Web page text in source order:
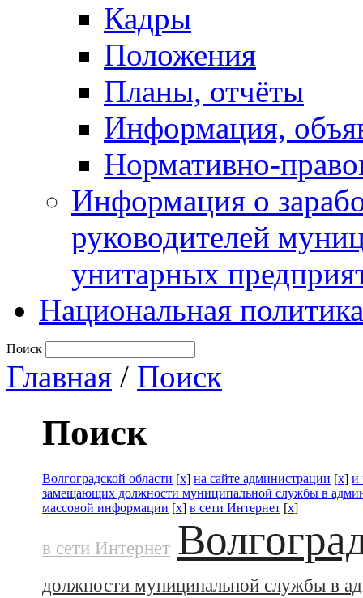
Кадры
Положения
Планы, отчёты
Информация,
Нормативно-
Информация о
руководителей
унитарных
Национальная политика
Поиск
Главная / Поиск
Поиск
Волгоградской области [x] на сайте администрации [x] и
замещающих должности муниципальной службы в
массовой информации [x] в сети Интернет [x]
в сети Интернет
должности муниципальной службы в